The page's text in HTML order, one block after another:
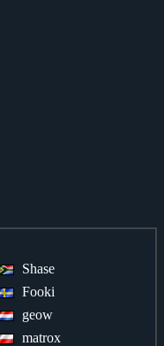
Shase
Fooki
geow
matrox